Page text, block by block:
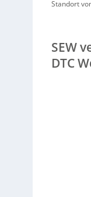
Standort
SEW
DTC